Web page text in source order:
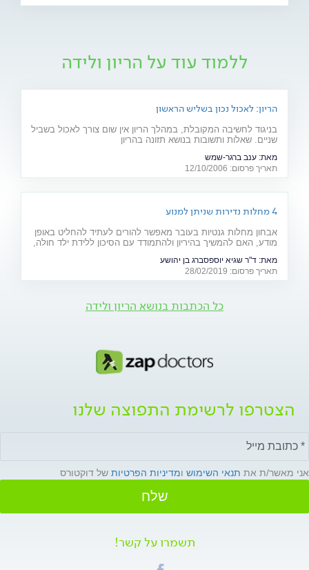
ללמוד עוד על הריון ולידה
הריון: לאכול נכון בשליש הראשון
בניגוד לחשיבה המקובלת, במהלך הריון אין שום צורך לאכול בשביל
שניים. שאלות ותשובות בנושא תזונה בהריון
מאת: ענב ברגר-שמש
תאריך פרסום: 12/10/2006
4 מחלות נדירות שניתן למנוע
אבחון מחלות גנטיות בעובר מאפשר להורים לעתיד להחליט באופן
מודע, האם להמשיך בהיריון ולהתמודד עם הסיכון ללידת ילד חולה,
(28.2)מאת: ד"ר שגיא יוספסברג בן יהושע
תאריך פרסום: 28/02/2019
כל הכתבות בנושא הריון ולידה
הצטרפו לרשימת התפוצה שלנו
אני מאשר/ת את תנאי השימוש ומדיניות הפרטיות של דוקטורס
שלח
תשמרו על קשר!